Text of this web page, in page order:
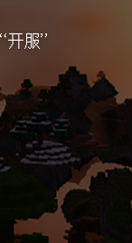
开服”